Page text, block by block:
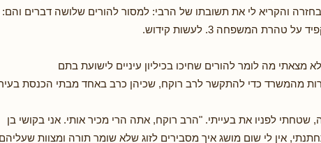
מצאתי מה לומר להורים שחיכו בכיליון עיניים לישועת בתם
מהמשרד כדי להתקשר לרב רוקח, שכיהן כרב באחד מבתי הכנסת
לפניו את בעייתי. "הרב רוקח, אתה הרי מכיר אותי. אני בקושי בן
אין לי שום מושג איך מסבירים לזוג שלא שומר תורה ומצוות שעליהם